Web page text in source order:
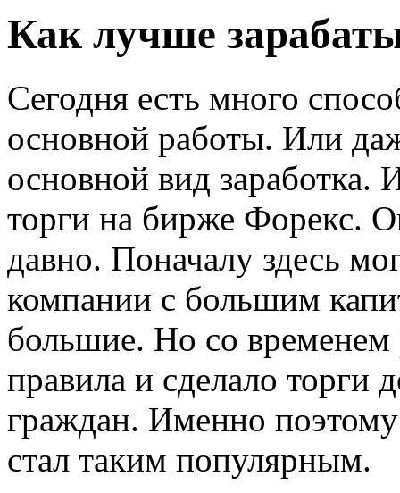
Как лучше
Сегодня есть много
основной работы. Или
основной вид заработка.
торги на бирже Форекс.
давно. Поначалу здесь
компании с большим
большие. Но со временем
правила и сделало
граждан. Именно
стал таким популярным.